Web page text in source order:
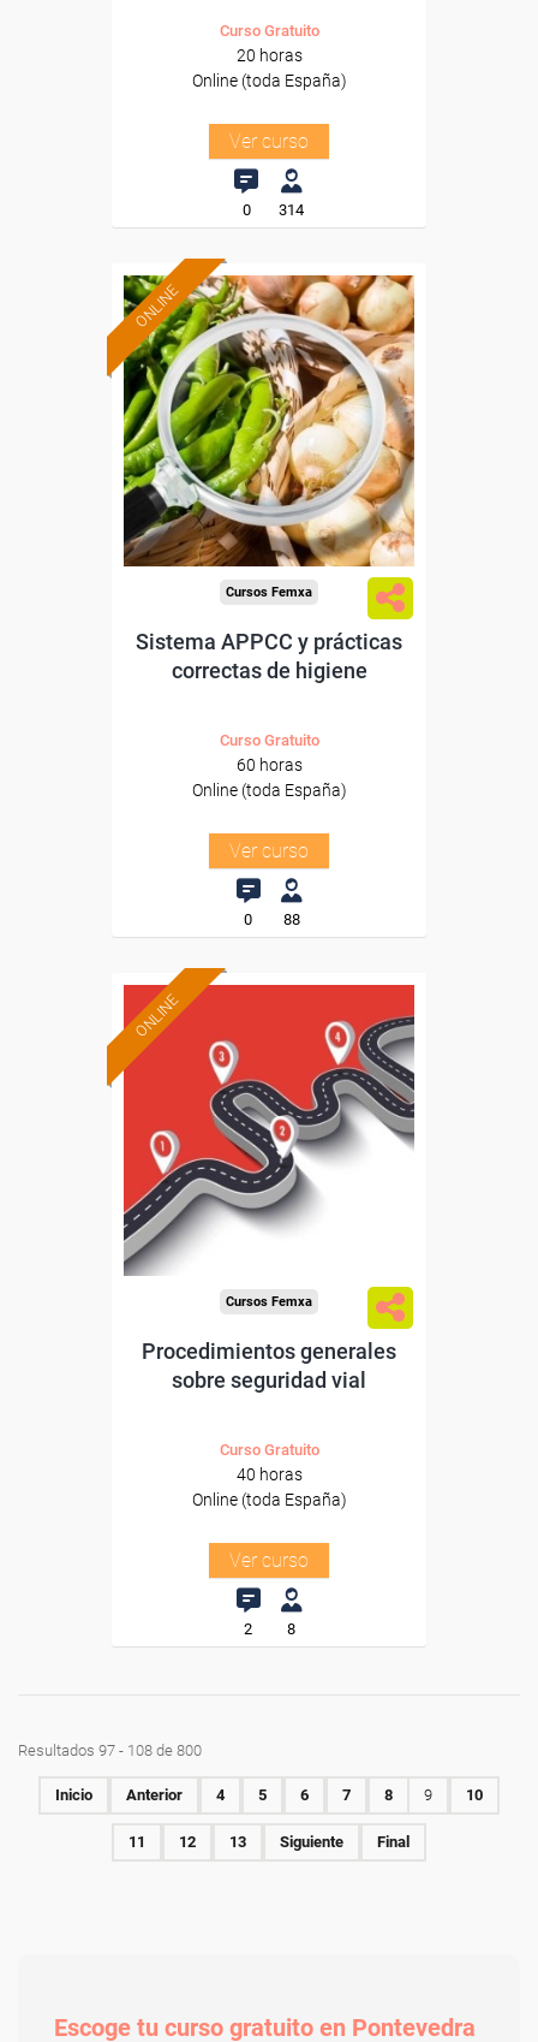
Curso Gratuito
20 horas
Online (toda España)
Ver curso
0 314
ONLINE
Formación 100%
subvencionada.
Para desempleados,
trabajadores y autónomos.
Sector
-Agricultura y Ganadería.
Cursos Femxa
Sistema APPCC y prácticas
correctas de higiene
Curso Gratuito
60 horas
Online (toda España)
Ver curso
0 88
ONLINE
Formación 100%
subvencionada.
Para desempleados,
trabajadores y autónomos.
Sector
-Transporte y Logística.
Cursos Femxa
Procedimientos generales
sobre seguridad vial
Curso Gratuito
40 horas
Online (toda España)
Ver curso
2 8
Resultados 97 - 108 de 800
Inicio Anterior 4 5 6 7 8 9 10
11 12 13 Siguiente Final
Escoge tu curso gratuito en Pontevedra